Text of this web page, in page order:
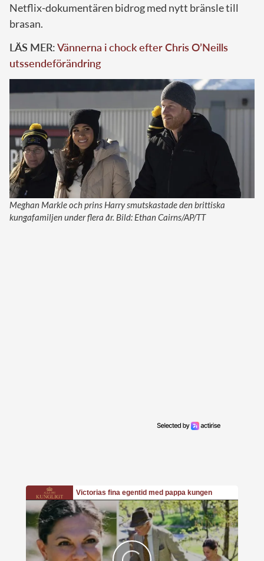
Netflix-dokumentären bidrog med nytt bränsle till
brasan.
LÄS MER:Vännerna i chock efter Chris O’Neills
utssendeförändring
Meghan Markle och prins Harry smutskastade den brittiska
kungafamiljen under flera år. Bild: Ethan Cairns/AP/TT